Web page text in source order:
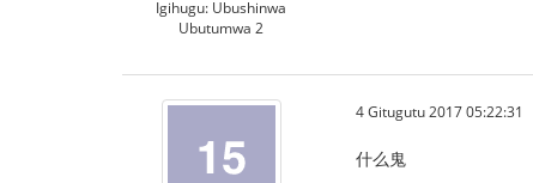
Igihugu: Ubushinwa
Ubutumwa 2
4 Gitugutu 2017 05:22:31
什么鬼